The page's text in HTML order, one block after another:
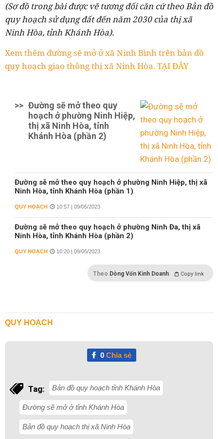
(Sơ đồ trong bài được vẽ tương đối căn cứ theo Bản đồ
quy hoạch sử dụng đất đến năm 2030 của thị xã
Ninh Hòa, tỉnh Khánh Hòa).
Xem thêm đường sẽ mở ở xã Ninh Bình trên bản đồ
quy hoạch giao thông thị xã Ninh Hòa. TẠI ĐÂY
>> Đường sẽ mở theo quy
hoạch ở phường Ninh Hiệp,
thị xã Ninh Hòa, tỉnh
Khánh Hòa (phần 2)
Đường sẽ mở theo quy hoạch ở phường Ninh Hiệp, thị xã
Ninh Hòa, tỉnh Khánh Hòa (phần 1)
QUY HOẠCH 10:57 | 09/05/2023
Đường sẽ mở theo quy hoạch ở phường Ninh Đa, thị xã
Ninh Hòa, tỉnh Khánh Hòa (phần 2)
QUY HOẠCH 10:20 | 09/05/2023
Theo Dòng Vốn Kinh Doanh Copy link
QUY HOẠCH
0Chia sẻ
Tag: Bản đồ quy hoạch tỉnh Khánh Hòa
Đường sẽ mở ở tỉnh Khánh Hòa
Bản đồ quy hoạch thị xã Ninh Hòa